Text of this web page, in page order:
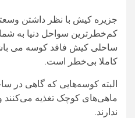
جزیره کیش با نظر داشتن
کم‌خطرترین سواحل دنیا به
ساحلی کیش فاقد کوسه می
کاملا بی‌خطر است.
البته کوسه‌هایی که گاهی در
ماهی‌های کوچک تغذیه
ندارند.